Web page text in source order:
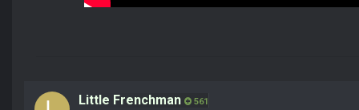
Little Frenchman 561